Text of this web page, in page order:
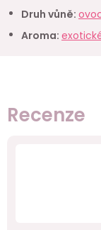
Druh vůně:
Aroma:
Recenze